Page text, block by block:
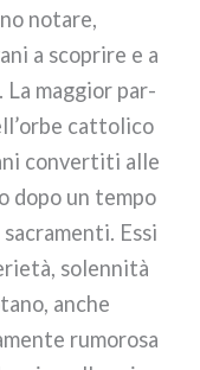
nota­re,
a sco­pri­re e a
La mag­gior par­
cat­to­li­co
con­ver­ti­ti alle
dopo un tem­po
Essi
solen­ni­tà
anche
rumo­ro­sa